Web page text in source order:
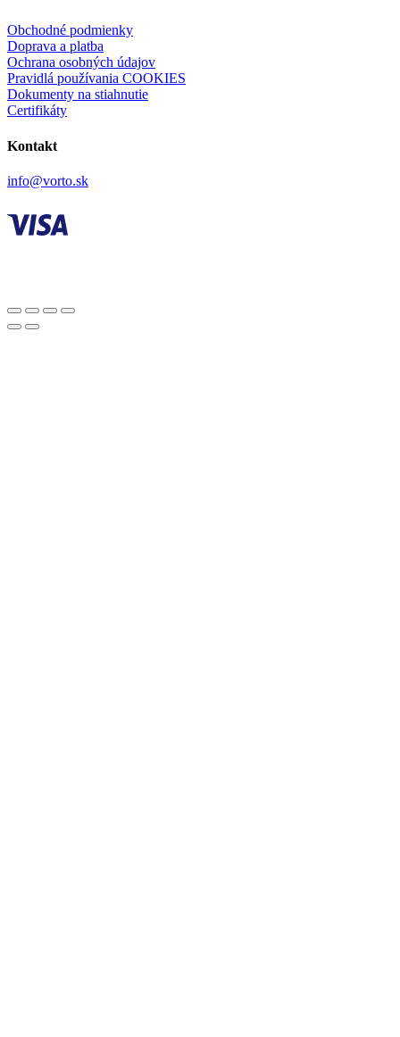
Obchodné podmienky
Doprava a platba
Ochrana osobných údajov
Pravidlá používania COOKIES
Dokumenty na stiahnutie
Certifikáty
Kontakt
info@vorto.sk